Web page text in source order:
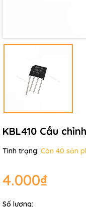
KBL410 Cầu
Tình trạng: Còn 40 sản
4.000₫
Số lượng: